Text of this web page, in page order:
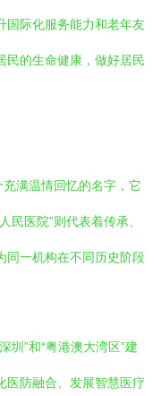
国际化服务能力和老年友
民的生命健康，做好居民
满温情回忆的名字，它
民医院”则代表着传承、
同一机构在不同历史阶段
圳”和“粤港澳大湾区”建
医防融合、发展智慧医疗